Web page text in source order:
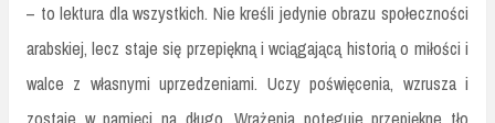
– to lektura dla wszystkich. Nie kreśli jedynie obrazu społeczności
arabskiej, lecz staje się przepiękną i wciągającą historią o miłości i
walce z własnymi uprzedzeniami. Uczy poświęcenia, wzrusza i